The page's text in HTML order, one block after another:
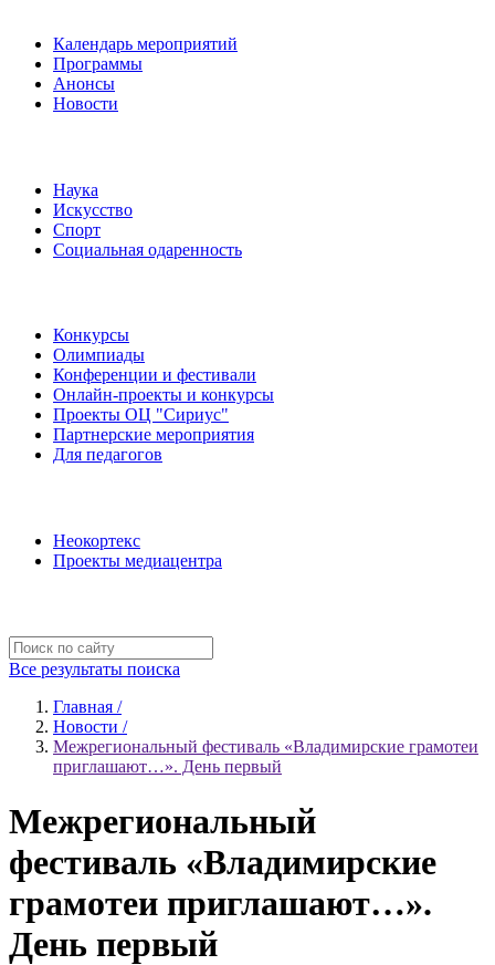
Календарь мероприятий
Программы
Анонсы
Новости
Наука
Искусство
Спорт
Социальная одаренность
Конкурсы
Олимпиады
Конференции и фестивали
Онлайн-проекты и конкурсы
Проекты ОЦ "Сириус"
Партнерские мероприятия
Для педагогов
Неокортекс
Проекты медиацентра
Все результаты поиска
Главная /
Новости /
Межрегиональный фестиваль «Владимирские грамотеи
приглашают…». День первый
Межрегиональный
фестиваль «Владимирские
грамотеи приглашают…».
День первый